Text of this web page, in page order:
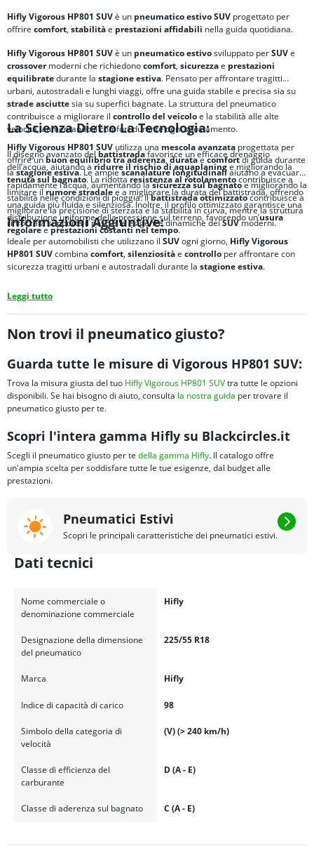
Hifly Vigorous HP801 SUVè un pneumatico estivo SUV progettato per
offrire comfort, stabilitàe prestazioni affidabili nella guida quotidiana.
Hifly Vigorous HP801 SUVè un pneumatico estivosviluppato perSUVe
crossovermoderni che richiedonocomfort, sicurezzae prestazioni
equilibratedurante la stagione estiva. Pensato per affrontare tragitti
urbani, autostradali e lunghi viaggi, offre una guida stabile e precisa sia su
strade asciuttesia su superfici bagnate. La struttura del pneumatico
contribuisce a migliorare il controllo del veicoloe la stabilità alle alte
velocità, aumentando il comfort durante ogni spostamento.
Il disegno avanzato delbattistradafavorisce un efficace drenaggio
dell’acqua, aiutando aridurre il rischio diaquaplaninge migliorando la
tenuta sul bagnato. La ridottaresistenza al rotolamentocontribuisce a
limitare ilrumore stradalee a migliorare la durata del battistrada, offrendo
una guida più fluida e silenziosa. Inoltre, il profilo ottimizzato garantisce una
distribuzione uniforme della pressione sul terreno, favorendo un’usura
regolareeprestazioni costanti nel tempo.
La Scienza Dietro La Tecnologia:
Hifly Vigorous HP801 SUV utilizza una mescola avanzata progettata per
offrire unbuon equilibrio traaderenza,durataecomfortdi guida durante
lastagione estiva. Le ampiescanalature longitudinaliaiutano a evacuare
rapidamente l’acqua, aumentando lasicurezza sul bagnatoe migliorando la
stabilità nelle condizioni di pioggia. Ilbattistrada ottimizzatocontribuisce a
migliorare la precisione di sterzata e la stabilità in curva, mentre la struttura
rinforzata supporta il peso e le esigenze dinamiche deiSUVmoderni.
Informazioni Aggiuntive:
Ideale per automobilisti che utilizzano il SUVogni giorno, Hifly Vigorous
HP801 SUVcombina comfort, silenziositàe controllo per affrontare con
sicurezza tragitti urbani e autostradali durante la stagione estiva.
Leggi tutto
Non trovi il pneumatico giusto?
Guarda tutte le misure di Vigorous HP801 SUV:
Trova la misura giusta del tuo Hifly Vigorous HP801 SUVtra tutte le opzioni
disponibili. Se hai bisogno di aiuto, consulta la nostra guida per trovare il
pneumatico giusto per te.
Scopri l'intera gamma Hifly su Blackcircles.it
Scegli il pneumatico giusto per te della gamma Hifly. Il catalogo offre
un'ampia scelta per soddisfare tutte le tue esigenze, dal budget alle
prestazioni.
Pneumatici Estivi
Scopri le principali caratteristiche dei pneumatici estivi.
Dati tecnici
Nome commerciale o
denominazione commerciale
Hifly
Designazione della dimensione
del pneumatico
225/55 R18
Marca Hifly
Indice di capacità di carico 98
Simbolo della categoria di
velocità
(V) (> 240 km/h)
Classe di efficienza del
carburante
D (A - E)
Classe di aderenza sul bagnato C (A - E)